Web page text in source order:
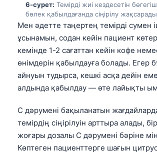
6-сурет: Темірді жиі кездесетін
бөлек қабылдағанда сіңірілу
Мен әдетте таңертең темірді сумен
ұсынамын, содан кейін пациент
кемінде 1-2 сағаттан кейін кофе
өнімдерін қабылдауға болады. Егер
айнуын тудырса, кешкі асқа дейін
алдында қабылдау — өте лайықты
С дәрумені бақыланатын
темірдің сіңірілуін арттыра алады,
жоғары дозалы С дәрумені бәріне
Көптеген пациенттерге шағын
Română
简体中文
فارسی
Български
Dansk
Nederlands
हिन्दी
Bahasa Indonesia
Հայերեն